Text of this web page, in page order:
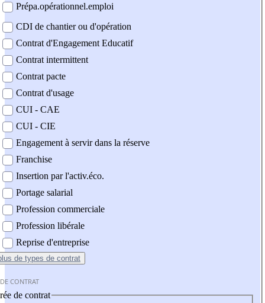
Prépa.opérationnel.emploi
CDI de chantier ou d'opération
Contrat d'Engagement Educatif
Contrat intermittent
Contrat pacte
Contrat d'usage
CUI - CAE
CUI - CIE
Engagement à servir dans la réserve
Franchise
Insertion par l'activ.éco.
Portage salarial
Profession commerciale
Profession libérale
Reprise d'entreprise
de types de contrat
CONTRAT
de contrat